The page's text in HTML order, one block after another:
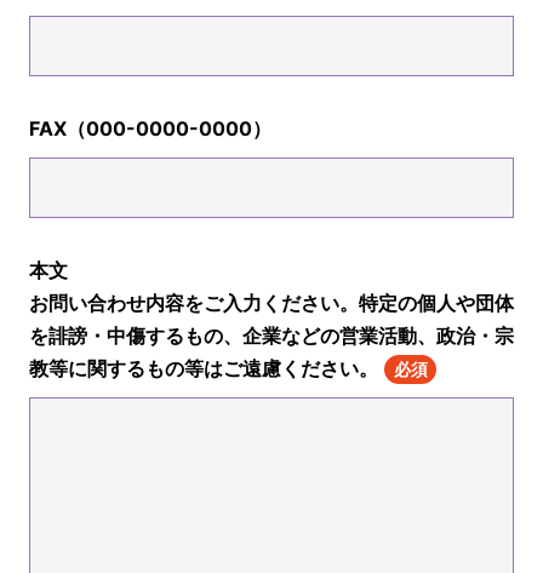
FAX（000-0000-0000）
本文
お問い合わせ内容をご入力ください。特定の個人や団体
を誹謗・中傷するもの、企業などの営業活動、政治・宗
教等に関するもの等はご遠慮ください。
必須